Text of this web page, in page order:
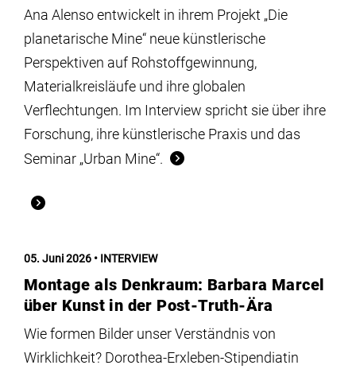
Ana Alenso entwickelt in ihrem Projekt „Die
planetarische Mine“ neue künstlerische
Perspektiven auf Rohstoffgewinnung,
Materialkreisläufe und ihre globalen
Verflechtungen. Im Interview spricht sie über ihre
Forschung, ihre künstlerische Praxis und das
Seminar „Urban Mine“.
05. Juni 2026 INTERVIEW
Montage als Denkraum: Barbara Marcel
über Kunst in der Post-Truth-Ära
Wie formen Bilder unser Verständnis von
Wirklichkeit? Dorothea-Erxleben-Stipendiatin